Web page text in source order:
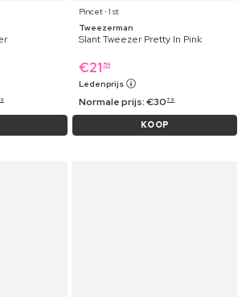
Pincet ⋅ 1 st
Tweezerman
Slant Tweezer Pretty In Pink
€21 59
Ledenprijs
Normale prijs:€30 79
KOOP